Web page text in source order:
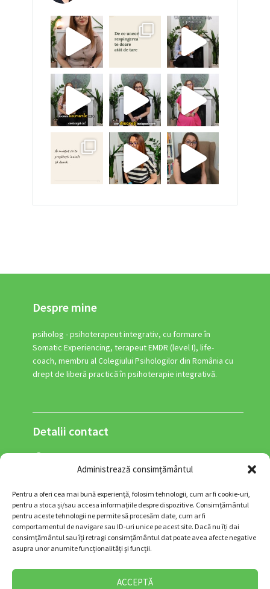
Administrează consimțământul
Pentru a oferi cea mai bună experiență, folosim tehnologii, cum ar fi cookie-uri,
pentru a stoca și/sau accesa informațiile despre dispozitive. Consimțământul
pentru aceste tehnologii ne permite să procesăm date, cum ar fi
comportamentul de navigare sau ID-uri unice pe acest site. Dacă nu îți dai
consimțământul sau îți retragi consimțământul dat poate avea afecte negative
asupra unor anumite funcționalități și funcții.
ACCEPTĂ
Despre mine
psiholog - psihoterapeut integrativ, cu formare în
Somatic Experiencing, terapeut EMDR (level I), life-
coach, membru al Colegiului Psihologilor din România cu
drept de liberă practică în psihoterapie integrativă.
Detalii contact
București, 010303, RO (zona Piața Romană)
contact@psihoterapiasinelui.ro
Urmărește-mă și pe: